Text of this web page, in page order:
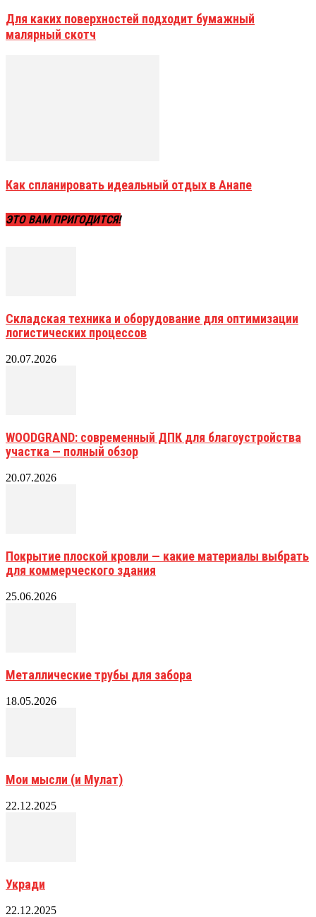
Для каких поверхностей подходит бумажный
малярный скотч
Как спланировать идеальный отдых в Анапе
ЭТО ВАМ ПРИГОДИТСЯ!
Складская техника и оборудование для оптимизации
логистических процессов
20.07.2026
WOODGRAND: современный ДПК для благоустройства
участка — полный обзор
20.07.2026
Покрытие плоской кровли — какие материалы выбрать
для коммерческого здания
25.06.2026
Металлические трубы для забора
18.05.2026
Мои мысли (и Мулат)
22.12.2025
Укради
22.12.2025